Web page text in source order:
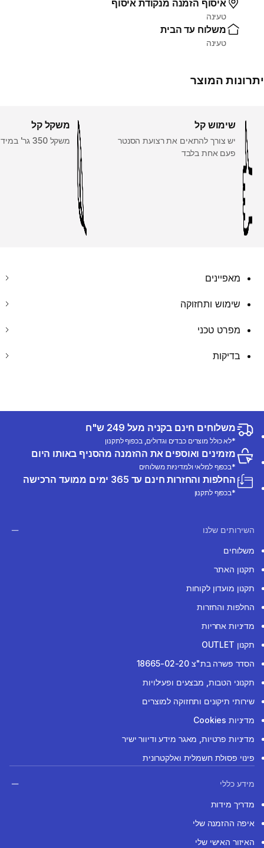
איסוף הזמנה מנקודת איסוף
טעינה
משלוח עד הבית
טעינה
יתרונות המוצר
שימוש קל
יש צורך להתאים את רצועת הסנטר
פעם אחת בלבד
משקל קל
משקל 350 גר' במידה M
מאפיינים
שימוש ותחזוקה
מפרט טכני
בדיקות
משלוחים חינם בקניה מעל 249 ש"ח
*לא כולל מוצרים כבדים וגדולים, בכפוף לתקנון
מזמינים ואוספים את ההזמנה מהסניף באותו היום
*בכפוף למלאי ולמדיניות משלוחים
החלפות והחזרות חינם עד 365 ימים ממועד הרכישה
*בכפוף לתקנון
השירותים שלנו
משלוחים
תקנון האתר
תקנון מועדון לקוחות
החלפות והחזרות
מדיניות אחריות
תקנון OUTLET
הסדר פשרה בת"צ 18665-02-20
תקנוני הטבות, מבצעים ופעילויות
שירותי תיקונים ותחזוקה למוצרים
מדיניות Cookies
מדיניות פרטיות, מאגר מידע ודיוור ישיר
פינוי פסולת חשמלית ואלקטרונית
מידע כללי
מדריך מידות
איפה ההזמנה שלי
האיזור האישי שלי